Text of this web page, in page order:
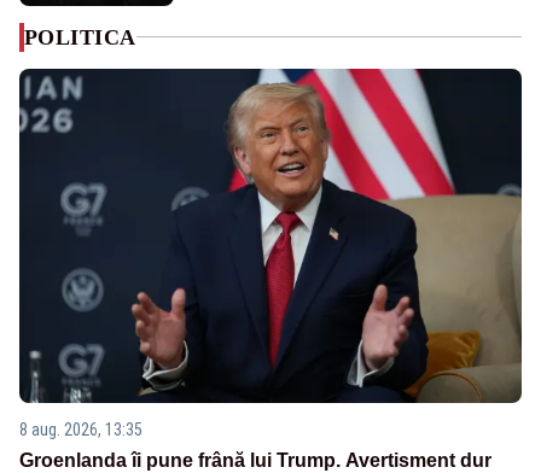
POLITICA
8 aug. 2026, 13:35
Groenlanda îi pune frână lui Trump. Avertisment dur